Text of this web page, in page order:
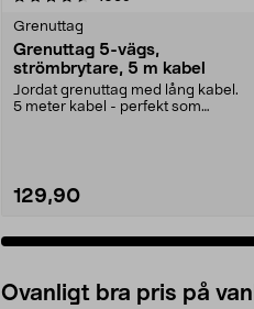
Grenuttag
Grenuttag 5-vägs,
strömbrytare, 5 m kabel
Jordat grenuttag med lång kabel.
5 meter kabel - perfekt som
129,90
Ovanligt bra pris på